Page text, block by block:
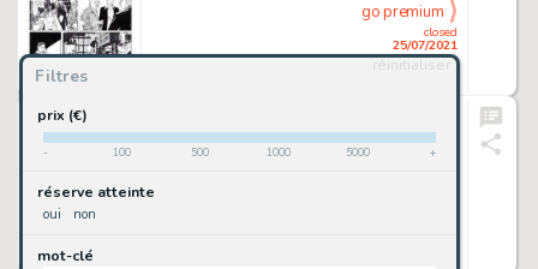
Filtres
réinitialiser
prix (€)
- 100 500 1000 5000 +
réserve atteinte
oui non
mot-clé
closed
25/07/2021
go premium
Sergio Tarquinio